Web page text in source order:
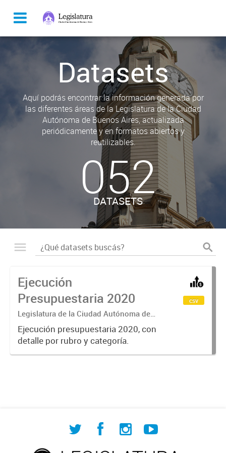
Datasets
Aquí podrás encontrar la información generada por
las diferentes áreas de la Legislatura de la Ciudad
Autónoma de Buenos Aires, actualizada
periódicamente y en formatos abiertos y
reutilizables.
052
DATASETS
Ejecución
Presupuestaria 2020
Legislatura de la Ciudad Autónoma de
Buenos Aires
Ejecución presupuestaria 2020, con
detalle por rubro y categoría.
csv